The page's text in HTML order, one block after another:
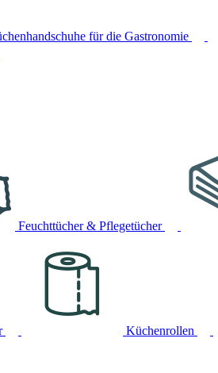
für die Gastronomie
Feuchttücher & Pflegetücher
Küchenrollen